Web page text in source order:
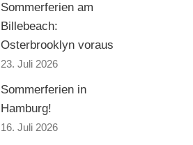
Sommerferien am
Billebeach:
Osterbrooklyn voraus
23. Juli 2026
Sommerferien in
Hamburg!
16. Juli 2026